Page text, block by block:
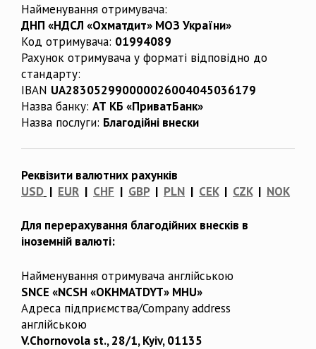
Найменування отримувача:
ДНП «НДСЛ «Охматдит» МОЗ України»
Код отримувача: 01994089
Рахунок отримувача у форматі відповідно до
стандарту:
IBAN UA283052990000026004045036179
Назва банку: АТ КБ «ПриватБанк»
Назва послуги: Благодійні внески
Реквізити валютних рахунків
USD | EUR | CHF | GBP| PLN | CEK| CZK| NOK
Для перерахування благодійних внесків в
іноземній валюті:
Найменування отримувача англійською
SNCE «NCSH «OKHMATDYT» MHU»
Адреса підприємства/Company address
англійською
V.Chornovola st., 28/1, Kyiv, 01135